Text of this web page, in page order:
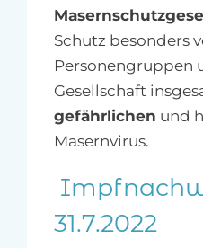
Schutz besonders
Personengruppen
Gesellschaft
gefährlichen und
Masernvirus.
31.7.2022